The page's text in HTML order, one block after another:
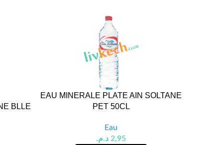
BLLE
EAU MINERALE PLATE AIN SOLTANE
PET 50CL
Eau
2,95 د.م.